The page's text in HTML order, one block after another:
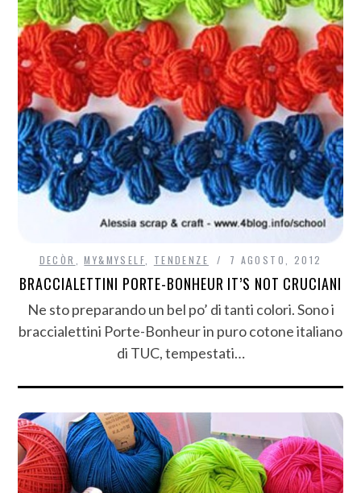
DECÒR ,MY&MYSELF TENDENZE 7 AGOSTO, 2012
BRACCIALETTINI PORTE-BONHEUR IT’S NOT CRUCIANI
Ne sto preparando un bel po’ di tanti colori. Sono i
braccialettini Porte-Bonheur in puro cotone italiano
di TUC, tempestati…